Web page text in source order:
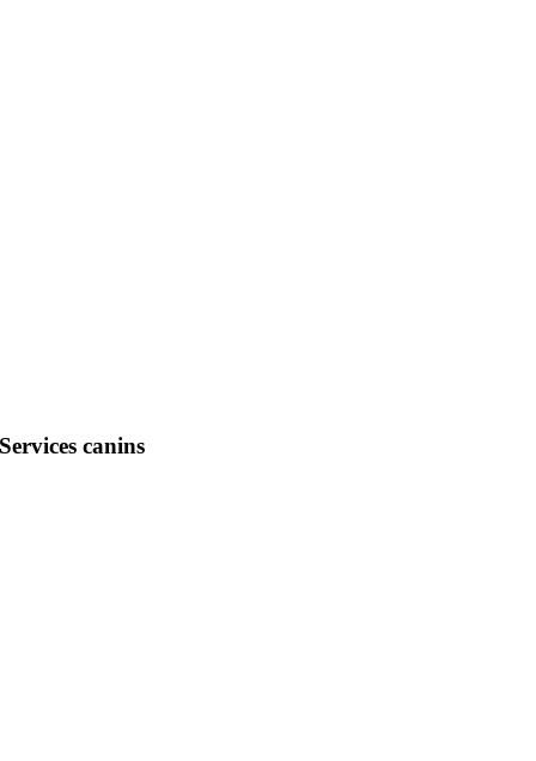
Services canins